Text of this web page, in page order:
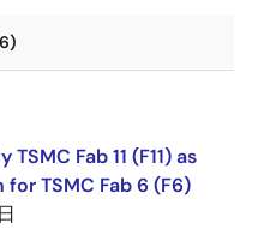
Fab 11 (F11) as
TSMC Fab 6 (F6)